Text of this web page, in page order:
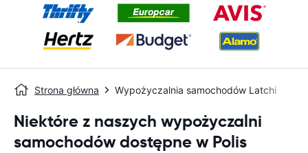
Strona główna Wypożyczalnia samochodów Latchi
Niektóre z naszych wypożyczalni
samochodów dostępne w Polis